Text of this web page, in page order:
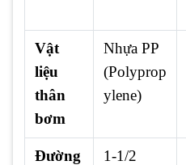
Vật
liệu
thân
bơm
Nhựa PP
(Polyprop
ylene)
Đường
1-1/2